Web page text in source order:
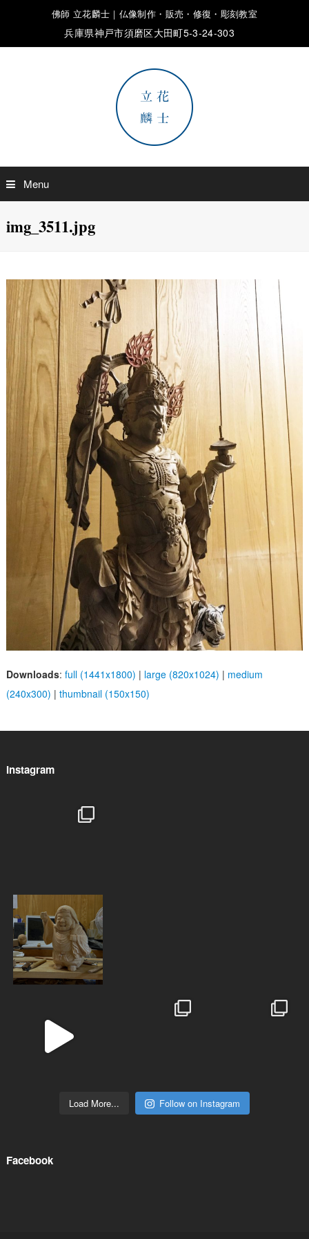
佛師 立花麟士｜仏像制作・販売・修復・彫刻教室
兵庫県神戸市須磨区大田町5-3-24-303
Menu
img_3511.jpg
Downloads: full (1441x1800) | large (820x1024) | medium
(240x300) | thumbnail (150x150)
Instagram
Load More... Follow on Instagram
Facebook